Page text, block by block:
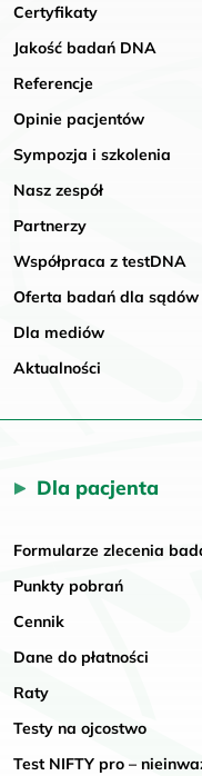
Certyfikaty
Jakość badań DNA
Referencje
Opinie pacjentów
Sympozja i szkolenia
Nasz zespół
Partnerzy
Współpraca z testDNA
Oferta badań dla sądów
Dla mediów
Aktualności
Dla pacjenta
Formularze zlecenia
Punkty pobrań
Cennik
Dane do płatności
Raty
Testy na ojcostwo
Test NIFTY pro –